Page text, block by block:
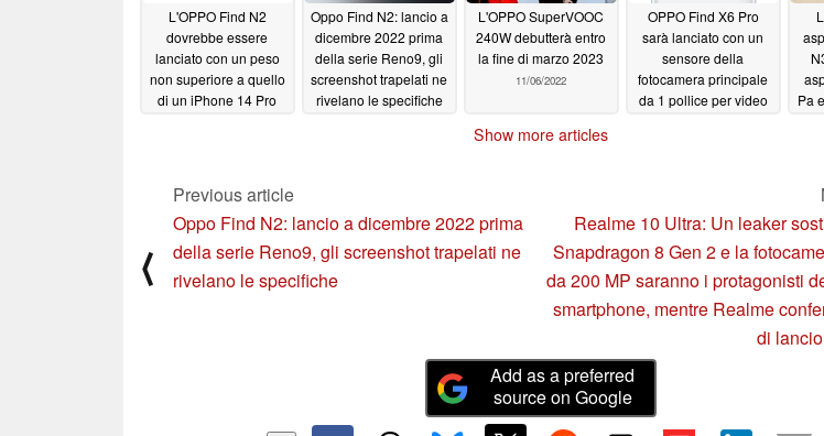
L'OPPO Find N2
dovrebbe essere
lanciato con un peso
non superiore a quello
di un iPhone 14 Pro
Oppo Find N2: lancio a
dicembre 2022 prima
della serie Reno9, gli
screenshot trapelati ne
rivelano le specifiche
L'OPPO SuperVOOC
240W debutterà entro
la fine di marzo 2023
11/06/2022
OPPO Find X6 Pro
sarà lanciato con un
sensore della
fotocamera principale
da 1 pollice per video
Pa
Show more articles
⟨
Previous article
Oppo Find N2: lancio a dicembre 2022 prima
della serie Reno9, gli screenshot trapelati ne
rivelano le specifiche
Realme 10 Ultra: Un leaker
Snapdragon 8 Gen 2 e la
da 200 MP saranno i protagonisti
smartphone, mentre Realme
di
Add as a preferred
source on Google